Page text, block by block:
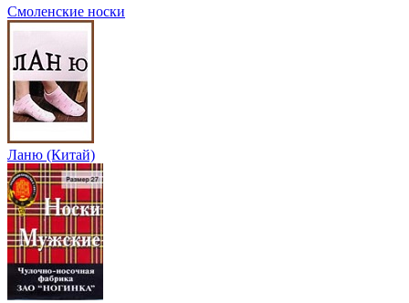
Смоленские носки
Ланю (Китай)